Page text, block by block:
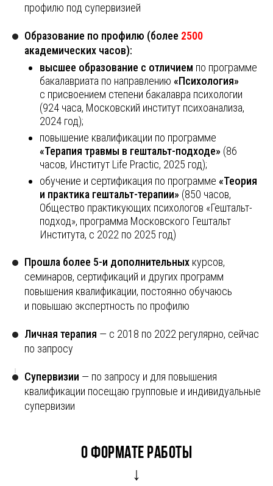
профилю под супервизией
Образование по профилю (более 2500
академических часов):
высшее образование с отличием по программе
бакалавриата по направлению «Психология»
с присвоением степени бакалавра психологии
(924 часа, Московский институт психоанализа,
2024 год);
повышение квалификации по программе
«Терапия травмы в гештальт-подходе» (86
часов, Институт Life Practic, 2025 год);
обучение и сертификация по программе «Теория
и практика гештальт-терапии» (850 часов,
Общество практикующих психологов «Гештальт-
подход», программа Московского Гештальт
Института, с 2022 по 2025 год)
Прошла более 5-и дополнительных курсов,
семинаров, сертификаций и других программ
повышения квалификации, постоянно обучаюсь
и повышаю экспертность по профилю
Личная терапия — с 2018 по 2022 регулярно, сейчас
по запросу
Супервизии — по запросу и для повышения
квалификации посещаю групповые и индивидуальные
супервизии
О формате работы
↓